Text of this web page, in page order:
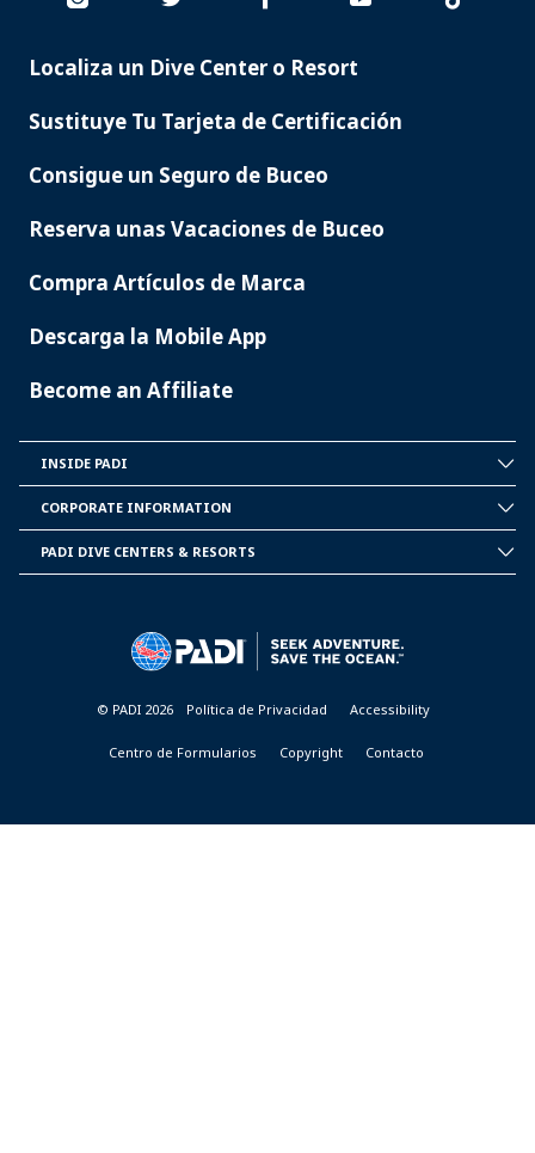
PADI
Localiza un Dive Center o Resort
Sustituye Tu Tarjeta de Certificación
Consigue un Seguro de Buceo
Reserva unas Vacaciones de Buceo
Compra Artículos de Marca
Descarga la Mobile App
Become an Affiliate
PADI
INSIDE PADI
INFORMATION
CORPORATE INFORMATION
PADI DIVE CENTERS & RESORTS
© PADI 2026 Política de Privacidad Accessibility
Centro de Formularios Copyright Contacto